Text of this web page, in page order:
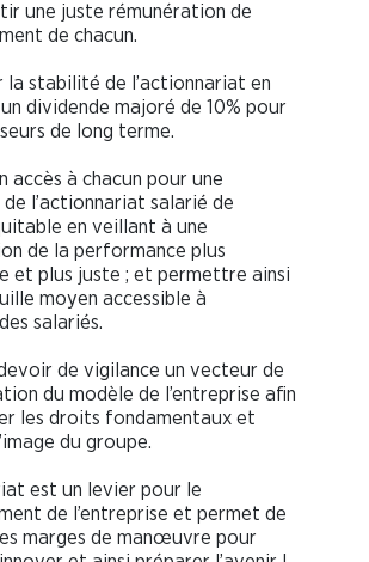
une juste rémunération de
de chacun.
la stabilité de l’actionnariat en
dividende majoré de 10% pour
de long terme.
accès à chacun pour une
l’actionnariat salarié de
en veillant à une
de la performance plus
et plus juste ; et permettre ainsi
moyen accessible à
salariés.
de vigilance un vecteur de
du modèle de l’entreprise afin
les droits fondamentaux et
du groupe.
est un levier pour le
de l’entreprise et permet de
marges de manœuvre pour